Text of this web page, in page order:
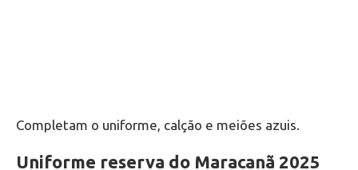
Completam o uniforme, calção e meiões azuis.
Uniforme reserva do Maracanã 2025